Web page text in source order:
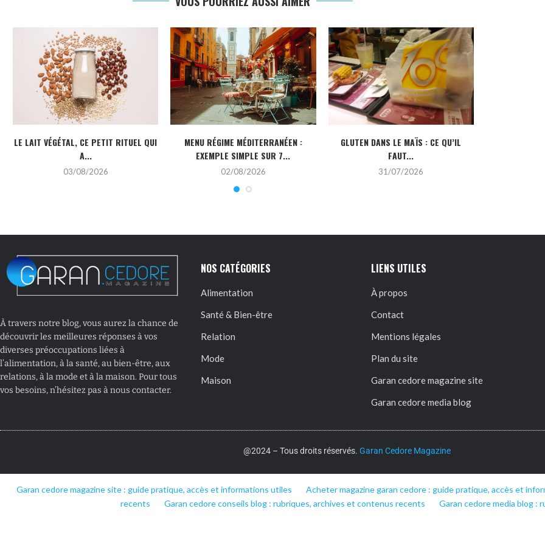
LE LAIT VÉGÉTAL, CE PETIT RITUEL QUI
A...
03/08/2026
MENU RÉGIME MÉDITERRANÉEN :
EXEMPLE SIMPLE SUR 7...
02/08/2026
GLUTEN DANS LE MAÏS : CE QU’IL
FAUT...
31/07/2026
À travers notre blog, vous aurez la chance de
découvrir les meilleures réponses à vos
diverses préoccupations liées à
l’alimentation, à la santé, au bien-être, aux
relations, à la mode et à la maison. Pour tous
vos besoins, n’hésitez pas à nous contacter.
NOS CATÉGORIES
Alimentation
Santé & Bien-être
Relation
Mode
Maison
LIENS UTILES
À propos
Contact
Mentions légales
Plan du site
Garan cedore magazine site
Garan cedore media blog
@2024 – Tous droits réservés. Garan Cedore Magazine
Garan cedore magazine site : guide pratique, accès et informations utiles Acheter magazine garan cedore : guide pratique, accès et
recents
Garan cedore conseils blog : rubriques, archives et contenus recents Garan cedore media blog :